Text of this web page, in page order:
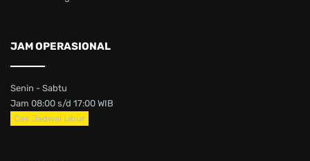
JAM OPERASIONAL
Senin - Sabtu
Jam 08:00 s/d 17:00 WIB
Cek Jadwal Libur